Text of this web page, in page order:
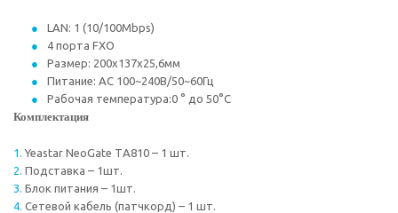
LAN: 1 (10/100Mbps)
4 порта FXO
Размер: 200х137x25,6мм
Питание: AC 100~240В/50~60Гц
Рабочая температура:0 ° до 50°C
Комплектация
Yeastar NeoGate TА810 – 1 шт.
Подставка – 1шт.
Блок питания – 1шт.
Сетевой кабель (патчкорд) – 1 шт.